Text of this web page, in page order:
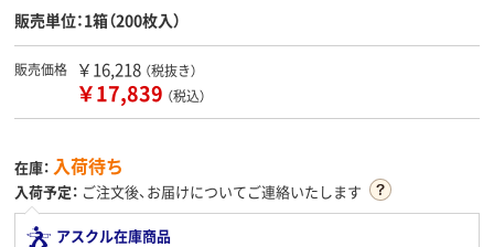
販売単位：1箱（200枚入）
販売価格 ￥16,218 （税抜き）
￥17,839 （税込）
在庫： 入荷待ち
入荷予定： ご注文後、お届けについてご連絡いたします
アスクル在庫商品